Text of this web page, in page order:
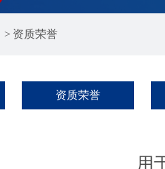
> 资质荣誉
资质荣誉
用